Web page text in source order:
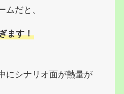
ムだと、
ます！
にシナリオ面が熱量が